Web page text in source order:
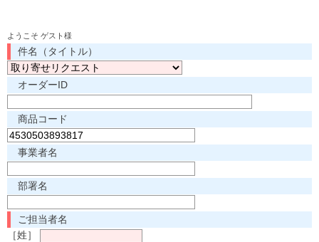
ようこそ ゲスト様
件名（タイトル）
オーダーID
商品コード
事業者名
部署名
ご担当者名
［姓］